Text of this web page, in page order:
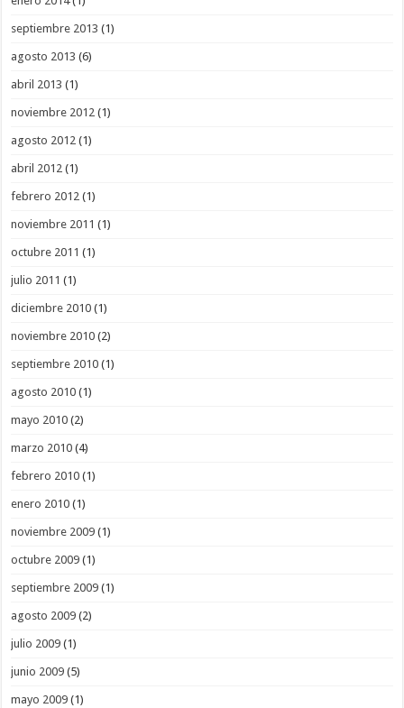
septiembre 2013 (1)
agosto 2013 (6)
abril 2013 (1)
noviembre 2012 (1)
agosto 2012 (1)
abril 2012 (1)
febrero 2012 (1)
noviembre 2011 (1)
octubre 2011 (1)
julio 2011 (1)
diciembre 2010 (1)
noviembre 2010 (2)
septiembre 2010 (1)
agosto 2010 (1)
mayo 2010 (2)
marzo 2010 (4)
febrero 2010 (1)
enero 2010 (1)
noviembre 2009 (1)
octubre 2009 (1)
septiembre 2009 (1)
agosto 2009 (2)
julio 2009 (1)
junio 2009 (5)
mayo 2009 (1)